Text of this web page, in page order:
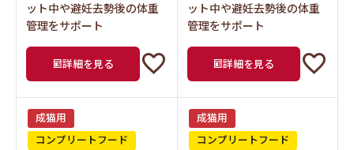
ット中や避妊去勢後の体重
管理をサポート
詳細を見る
ット中や避妊去勢後の体重
管理をサポート
詳細を見る
成猫用
コンプリートフード
成猫用
コンプリートフード